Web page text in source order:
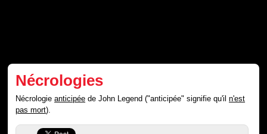
Nécrologies
Nécrologieanticipée de John Legend ("anticipée" signifie qu'iln'est
pas mort).